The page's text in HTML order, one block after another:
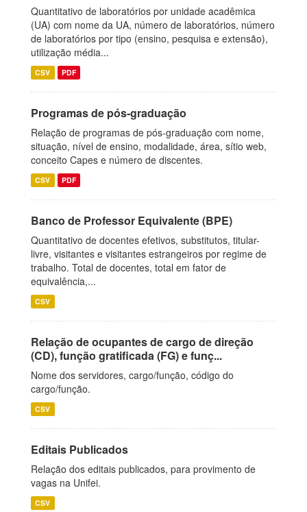
Quantitativo de laboratórios por unidade acadêmica
(UA) com nome da UA, número de laboratórios, número
de laboratórios por tipo (ensino, pesquisa e extensão),
utilização média...
CSV PDF
Programas de pós-graduação
Relação de programas de pós-graduação com nome,
situação, nível de ensino, modalidade, área, sítio web,
conceito Capes e número de discentes.
CSV PDF
Banco de Professor Equivalente (BPE)
Quantitativo de docentes efetivos, substitutos, titular-
livre, visitantes e visitantes estrangeiros por regime de
trabalho. Total de docentes, total em fator de
equivalência,...
CSV
Relação de ocupantes de cargo de direção
(CD), função gratificada (FG) e funç...
Nome dos servidores, cargo/função, código do
cargo/função.
CSV
Editais Publicados
Relação dos editais publicados, para provimento de
vagas na Unifei.
CSV